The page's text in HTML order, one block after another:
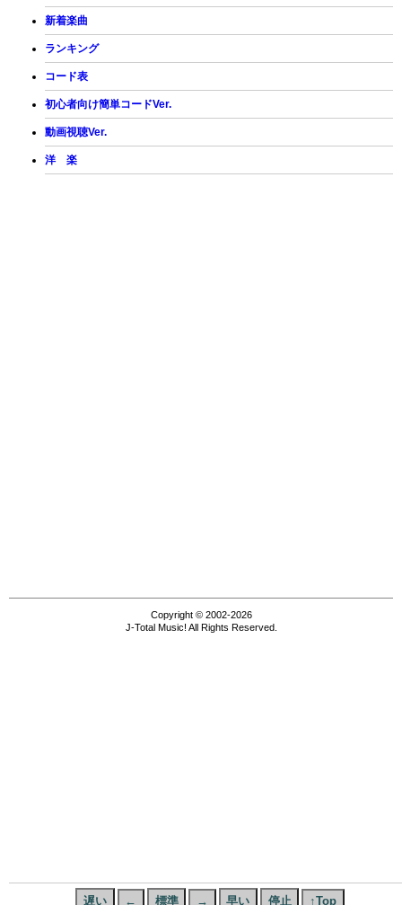
新着楽曲
ランキング
コード表
初心者向け簡単コードVer.
動画視聴Ver.
洋 楽
Copyright © 2002-2026
J-Total Music! All Rights Reserved.